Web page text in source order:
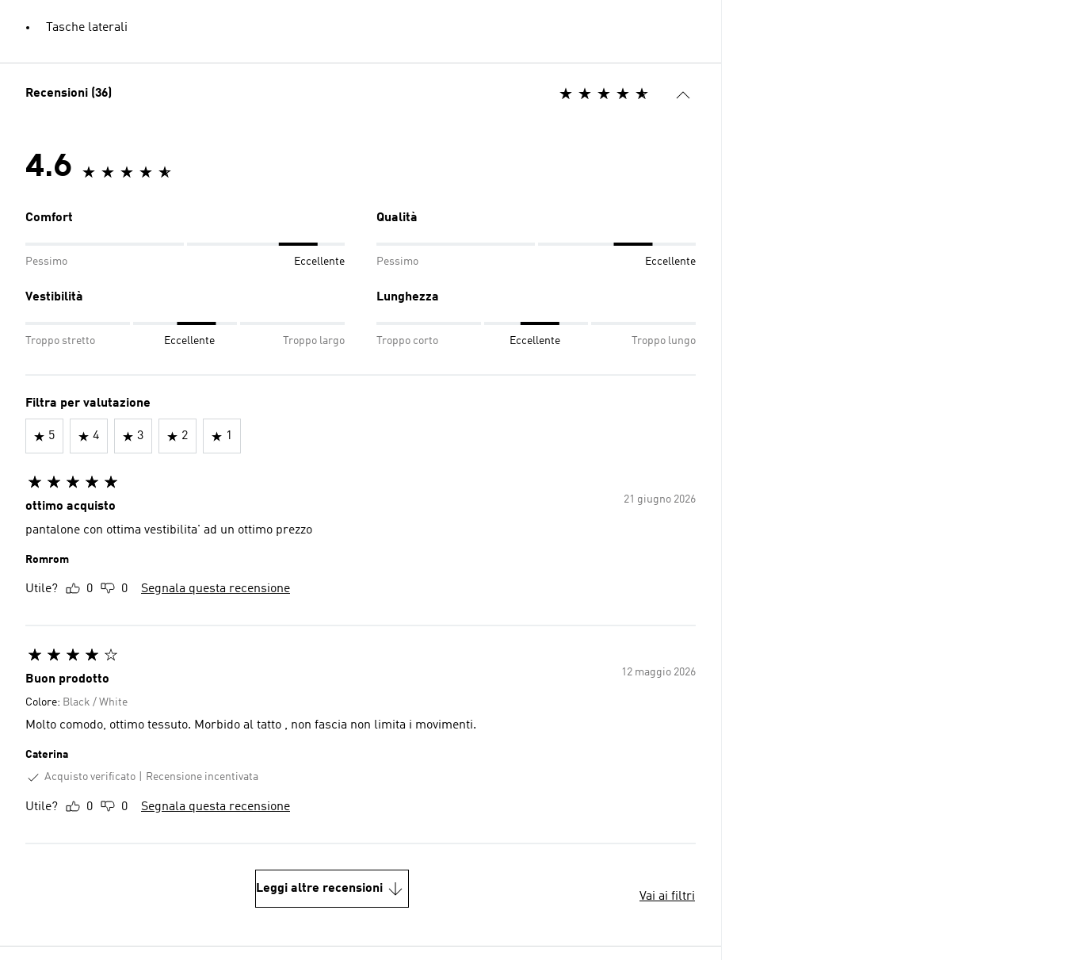
Tasche laterali
Recensioni (36)
4.6
Comfort
Pessimo Eccellente
Qualità
Pessimo Eccellente
Vestibilità
Troppo stretto Eccellente Troppo largo
Lunghezza
Troppo corto Eccellente Troppo lungo
Filtra per valutazione
5 4 3 2 1
21 giugno 2026
ottimo acquisto
pantalone con ottima vestibilita' ad un ottimo prezzo
Romrom
Utile? 0 0 Segnala questa recensione
12 maggio 2026
Buon prodotto
Colore: Black / White
Molto comodo, ottimo tessuto. Morbido al tatto , non fascia non limita i movimenti.
Caterina
Acquisto verificato
Recensione incentivata
Utile? 0 0 Segnala questa recensione
Leggi altre recensioni
Vai ai filtri